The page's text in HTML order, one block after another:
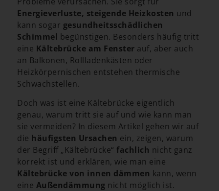
Energieverluste, steigende Heizkosten und
kann sogar gesundheitsschädlichen
Schimmel begünstigen. Besonders häufig tritt
eine Kältebrücke am Fenster auf, aber auch
an Balkonen, Rollladenkästen oder
Heizkörpernischen entstehen thermische
Schwachstellen.
Doch was ist eine Kältebrücke eigentlich
genau, warum tritt sie auf und wie kann man
sie vermeiden? In diesem Artikel gehen wir auf
die häufigsten Ursachen ein, zeigen, warum
der Begriff „Kältebrücke“ fachlich nicht ganz
korrekt ist und erklären, wie man eine
Kältebrücke von innen dämmen kann, wenn
eine Außendämmung nicht möglich ist.